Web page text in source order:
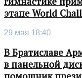
этапе World
29 мая 18:40
В Братиславе
в панельной